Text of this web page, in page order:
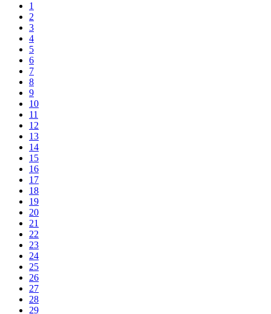
1
2
3
4
5
6
7
8
9
10
11
12
13
14
15
16
17
18
19
20
21
22
23
24
25
26
27
28
29